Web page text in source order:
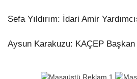
​Sefa Yıldırım: İdari Amir
​Aysun Karakuzu: KAÇEP Başkan